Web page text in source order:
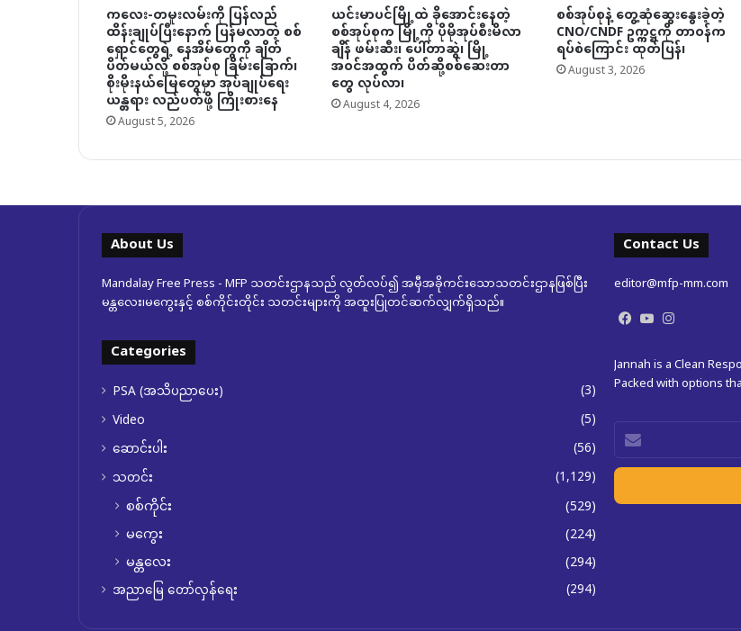
ကလေး-တမူးလမ်းကို ပြန်လည်
ထိန်းချုပ်ပြီးနောက် ပြန်မလာတဲ့ စစ်
ရှောင်တွေရဲ့ နေအိမ်တွေကို ချိတ်
ပိတ်မယ်လို့ စစ်အုပ်စု ခြိမ်းခြောက်၊
စိုးမိုးနယ်မြေတွေမှာ အုပ်ချုပ်ရေး
ယန္တရား လည်ပတ်ဖို့ ကြိုးစားနေ
August 5, 2026
ယင်းမာပင်မြို့ထဲ ခိုအောင်းနေတဲ့
စစ်အုပ်စုက မြို့ကို ပိုမိုအုပ်စီးမိလာ
ချိန် ဖမ်းဆီး၊ ပေါ်တာဆွဲ၊ မြို့
အဝင်အထွက် ပိတ်ဆို့စစ်ဆေးတာ
တွေ လုပ်လာ၊
August 4, 2026
စစ်အုပ်စုနဲ့ တွေ့ဆုံဆွေးနွေးခဲ့တဲ့
CNO/CNDF ဥက္ကဋ္ဌကို တာဝန်က
ရပ်စဲကြောင်း ထုတ်ပြန်၊
August 3, 2026
About Us
Mandalay Free Press - MFP သတင်းဌာနသည် လွတ်လပ်၍ အမှီအခိုကင်းသောသတင်းဌာနဖြစ်ပြီး
မန္တလေး၊မကွေးနှင့် စစ်ကိုင်းတိုင်း သတင်းများကို အထူးပြုတင်ဆက်လျှက်ရှိသည်။
Categories
PSA (အသိပညာပေး)
(3)
Video
(5)
ဆောင်းပါး
(56)
သတင်း
(1,129)
စစ်ကိုင်း
(529)
မကွေး
(224)
မန္တလေး
(294)
အညာမြေ တော်လှန်ရေး (294)
Contact Us
editor@mfp-mm.com
Facebook
YouTube
Jannah is a Clean
Packed with options
Enter
your
Email